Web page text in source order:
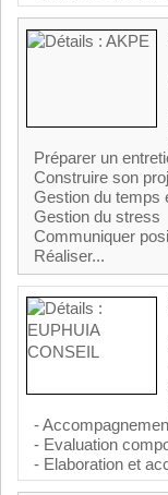
Préparer un
Construire son
Gestion du temps
Gestion du stress
Communiquer
Réaliser...
-
- Evaluation
- Elaboration et